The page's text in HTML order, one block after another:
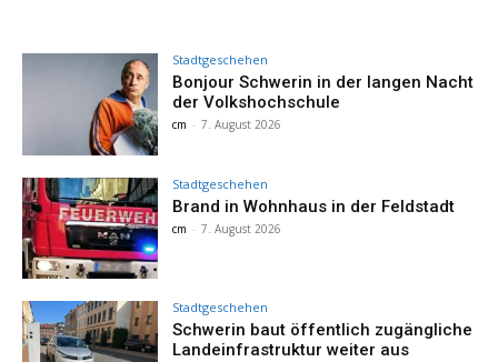
Stadtgeschehen
Bonjour Schwerin in der langen Nacht
der Volkshochschule
cm - 7. August 2026
Stadtgeschehen
Brand in Wohnhaus in der Feldstadt
cm - 7. August 2026
Stadtgeschehen
Schwerin baut öffentlich zugängliche
Landeinfrastruktur weiter aus